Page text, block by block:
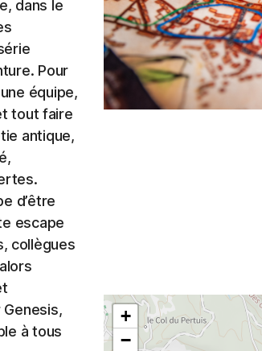
dans le
Pour
équipe,
tout faire
antique,
d’être
escape
collègues
à tous
+
−